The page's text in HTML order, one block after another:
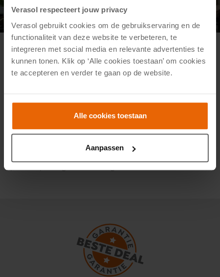
Verasol respecteert jouw privacy
Verasol gebruikt cookies om de gebruikservaring en de
functionaliteit van deze website te verbeteren, te
integreren met social media en relevante advertenties te
kunnen tonen. Klik op ‘Alle cookies toestaan’ om cookies
te accepteren en verder te gaan op de website.
Alle cookies toestaan
Aanpassen
veiligheidsglas. Een glasschuifwand bestaat uit verticale
panelen die door een railsysteem schuiven. Daarvoor heb
je glas nodig dat stevig is als wanddeel en tegelijk geschikt
is voor een bewegende constructie.
temperatuurverschillen dan gewoon glas. Dat maakt het
passend voor panelen die open en dicht worden
staan. Mocht het glas toch breken, dan valt het uiteen in
kleine, relatief stompe stukjes. Zo sluit het breukgedrag aan
op de toepassing als verticale glasschuifwand.